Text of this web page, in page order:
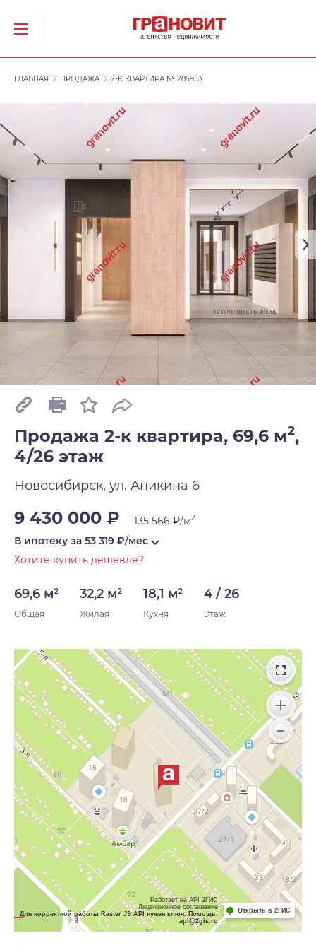
ГЛАВНАЯ ПРОДАЖА 2-К КВАРТИРА № 285953
Продажа 2-к квартира, 69,6 м2,
4/26 этаж
Новосибирск, ул. Аникина 6
9 430 000 ₽ 135 566 ₽/м2
В ипотеку за 53 319 ₽/мес
Хотите купить дешевле?
69,6 м2
Общая
32,2 м2
Жилая
18,1 м2
Кухня
4 / 26
Этаж
Работает на API 2ГИС
Лицензионное соглашение
Для корректной работы Raster JS API нужен ключ. Помощь:
api@2gis.ru
Открыть в 2ГИС